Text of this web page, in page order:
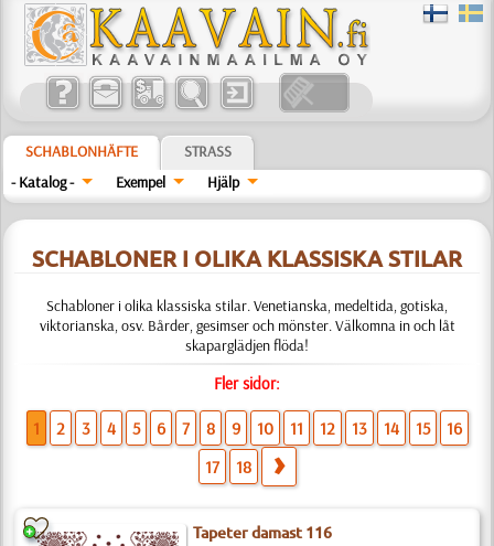
SCHABLONHÄFTE
STRASS
- Katalog -
Exempel Hjälp
SCHABLONER I OLIKA KLASSISKA STILAR
Schabloner i olika klassiska stilar. Venetianska, medeltida, gotiska,
viktorianska, osv. Bårder, gesimser och mönster. Välkomna in och låt
skaparglädjen flöda!
Fler sidor:
1 2 3 4 5 6 7 8 9 10 11 12 13 14 15
16
17
18
Tapeter damast 116